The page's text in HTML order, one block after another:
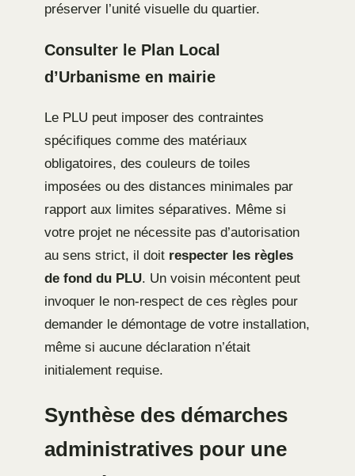
préserver l’unité visuelle du quartier.
Consulter le Plan Local
d’Urbanisme en mairie
Le PLU peut imposer des contraintes
spécifiques comme des matériaux
obligatoires, des couleurs de toiles
imposées ou des distances minimales par
rapport aux limites séparatives. Même si
votre projet ne nécessite pas d’autorisation
au sens strict, il doit respecter les règles
de fond du PLU. Un voisin mécontent peut
invoquer le non-respect de ces règles pour
demander le démontage de votre installation,
même si aucune déclaration n’était
initialement requise.
Synthèse des démarches
administratives pour une